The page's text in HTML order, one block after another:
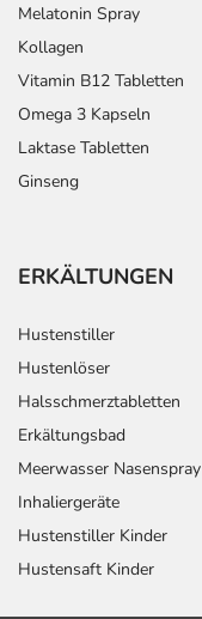
Melatonin Spray
Kollagen
Vitamin B12 Tabletten
Omega 3 Kapseln
Laktase Tabletten
Ginseng
ERKÄLTUNGEN
Hustenstiller
Hustenlöser
Halsschmerztabletten
Erkältungsbad
Meerwasser Nasenspray
Inhaliergeräte
Hustenstiller Kinder
Hustensaft Kinder